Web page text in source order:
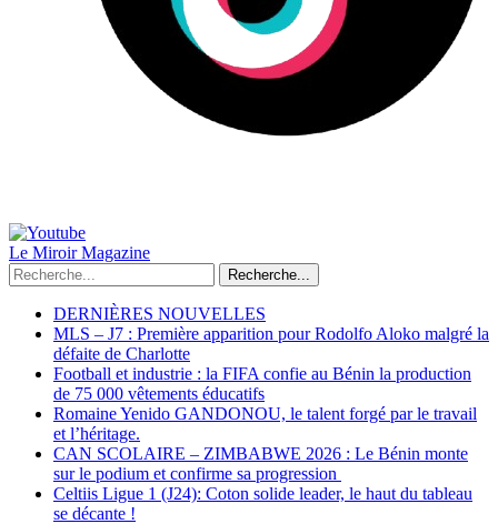
Le Miroir Magazine
Recherche...
DERNIÈRES NOUVELLES
MLS – J7 : Première apparition pour Rodolfo Aloko malgré la
défaite de Charlotte
Football et industrie : la FIFA confie au Bénin la production
de 75 000 vêtements éducatifs
Romaine Yenido GANDONOU, le talent forgé par le travail
et l’héritage.
CAN SCOLAIRE – ZIMBABWE 2026 : Le Bénin monte
sur le podium et confirme sa progression
Celtiis Ligue 1 (J24): Coton solide leader, le haut du tableau
se décante !